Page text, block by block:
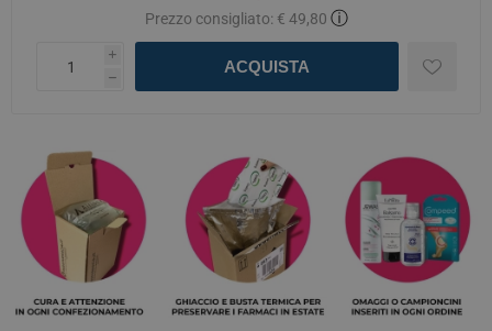
Prezzo consigliato: € 49,80 ⓘ
i
h
ACQUISTA